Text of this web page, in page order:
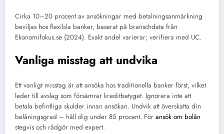
Cirka 10–20 procent av ansökningar med betalningsanmärkning
beviljas hos flexibla banker, baserat på branschdata från
Ekonomifokus.se (2024). Exakt andel varierar; verifiera med UC.
Vanliga misstag att undvika
Ett vanligt misstag är att ansöka hos traditionella banker först, vilket
leder till avslag som försämrar kreditbetyget. Ignorera inte att
betala befintliga skulder innan ansökan. Undvik att överskatta din
belåningsgrad – håll dig under 85 procent. För ansök om bolån
stegvis och rådgör med expert.